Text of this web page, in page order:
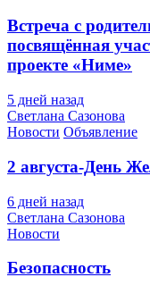
Встреча с
посвящённая
проекте «Ниме»
5 дней назад
Светлана Сазонова
Новости Объявление
2 августа-День
6 дней назад
Светлана Сазонова
Новости
Безопасность